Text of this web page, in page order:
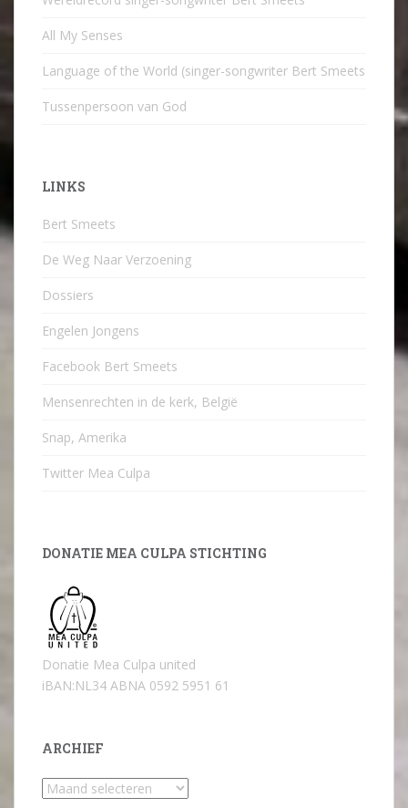
All My Senses
Language of the World (singer-songwriter Bert Smeets
Tussenpersoon van God
LINKS
Bert Smeets
De Weg Naar Verzoening
Dossiers
Engelen Jongens
Facebook Bert Smeets
Mensenrechten in de kerk, België
Snap, Amerika
Twitter Mea Culpa
DONATIE MEA CULPA STICHTING
Donatie Mea Culpa united
iBAN:NL34 ABNA 0592 5951 61
ARCHIEF
Archief